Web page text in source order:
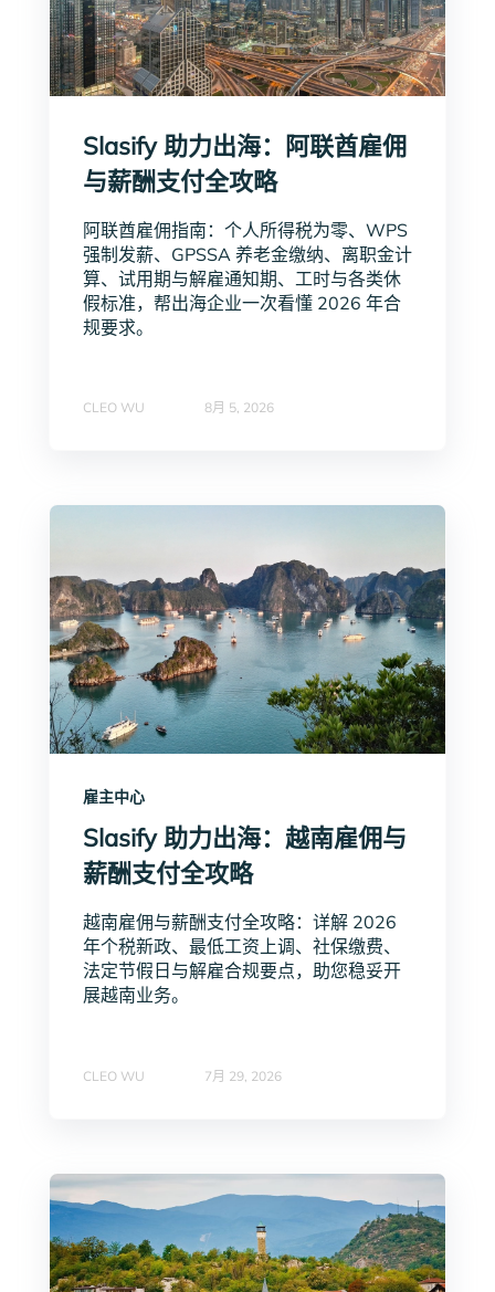
Slasify 助力出海：阿联酋雇佣
与薪酬支付全攻略
阿联酋雇佣指南：个人所得税为零、WPS
强制发薪、GPSSA 养老金缴纳、离职金计
算、试用期与解雇通知期、工时与各类休
假标准，帮出海企业一次看懂 2026 年合
规要求。
CLEO WU 8月 5, 2026
雇主中心
Slasify 助力出海：越南雇佣与
薪酬支付全攻略
越南雇佣与薪酬支付全攻略：详解 2026
年个税新政、最低工资上调、社保缴费、
法定节假日与解雇合规要点，助您稳妥开
展越南业务。
CLEO WU 7月 29, 2026